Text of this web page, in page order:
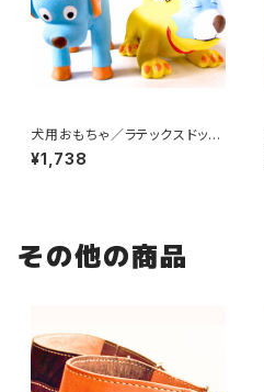
犬用おもちゃ／ラテックスドッグ
トイ・ねこ
¥1,738
その他の商品